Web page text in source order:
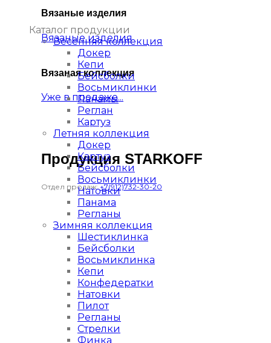
Вязаные изделия
Вязаные изделия
Вязаная коллекция
Уже в продаже...
Продукция STARKOFF
Отдел продаж:+7(912)732-30-20
Каталог продукции
Весенняя коллекция
Докер
Кепи
Бейсболки
Восьмиклинки
Панамы
Реглан
Картуз
Летняя коллекция
Докер
Картуз
Бейсболки
Восьмиклинки
Натовки
Панама
Регланы
Зимняя коллекция
Шестиклинка
Бейсболки
Восьмиклинка
Кепи
Конфедератки
Натовки
Пилот
Регланы
Стрелки
Финка